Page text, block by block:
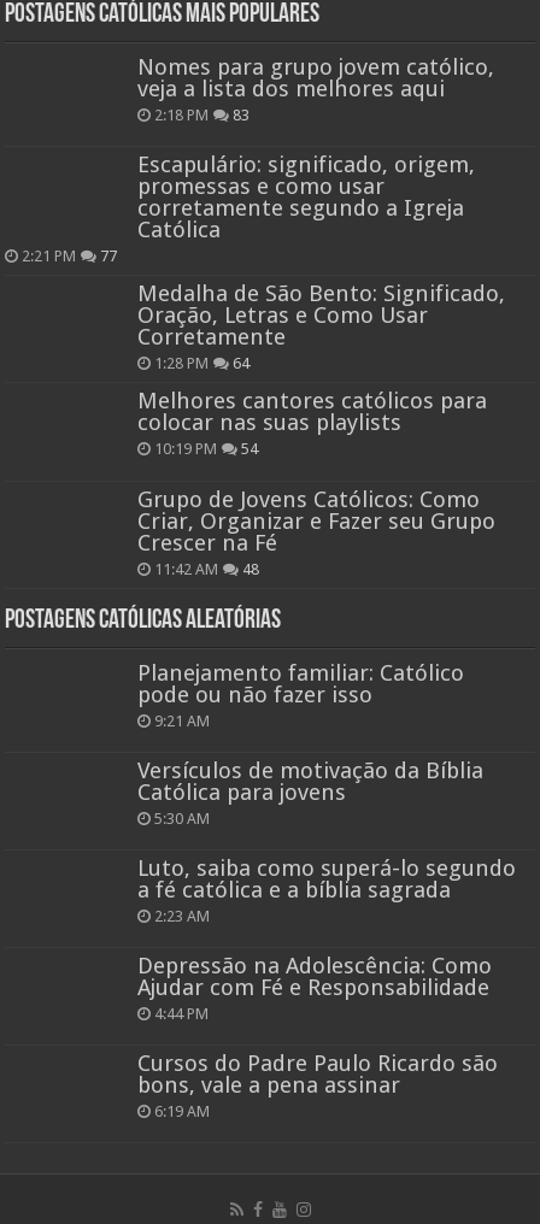
Postagens católicas mais Populares
Nomes para grupo jovem católico,
veja a lista dos melhores aqui
2:18 PM 83
Escapulário: significado, origem,
promessas e como usar
corretamente segundo a Igreja
Católica
2:21 PM 77
Medalha de São Bento: Significado,
Oração, Letras e Como Usar
Corretamente
1:28 PM 64
Melhores cantores católicos para
colocar nas suas playlists
10:19 PM 54
Grupo de Jovens Católicos: Como
Criar, Organizar e Fazer seu Grupo
Crescer na Fé
11:42 AM 48
Postagens católicas aleatórias
Planejamento familiar: Católico
pode ou não fazer isso
9:21 AM
Versículos de motivação da Bíblia
Católica para jovens
5:30 AM
Luto, saiba como superá-lo segundo
a fé católica e a bíblia sagrada
2:23 AM
Depressão na Adolescência: Como
Ajudar com Fé e Responsabilidade
4:44 PM
Cursos do Padre Paulo Ricardo são
bons, vale a pena assinar
6:19 AM